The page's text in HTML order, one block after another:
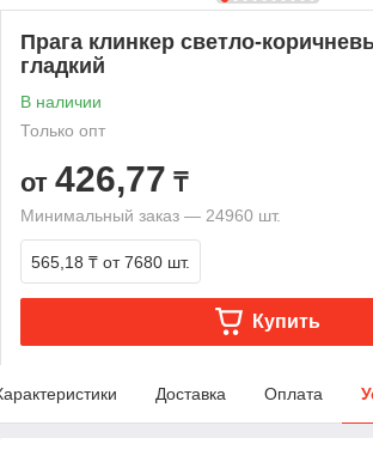
Прага клинкер светло-
гладкий
В наличии
Только опт
от 426,77 ₸
Минимальный заказ — 24960 шт.
565,18 ₸ от 7680 шт.
Купить
Доставка Оплата